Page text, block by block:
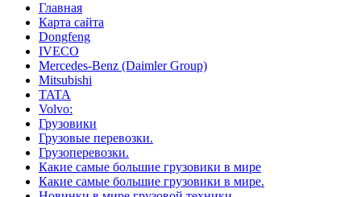
Главная
Карта сайта
Dongfeng
IVECO
Mercedes-Benz (Daimler Group)
Mitsubishi
TATA
Volvo:
Грузовики
Грузовые перевозки.
Грузоперевозки.
Какие самые большие грузовики в мире
Какие самые большие грузовики в мире.